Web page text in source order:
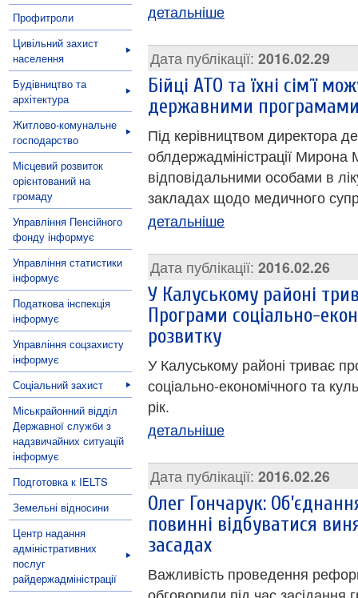
Профитроли
Цивільний захист
населення
Будівництво та
архітектура
Житлово-комунальне
господарство
Місцевий розвиток
орієнтований на
громаду
Управління Пенсійного
фонду інформує
Управління статистики
інформує
Податкова інспекція
інформує
Управління соцзахисту
інформує
Соціальний захист
Міськрайонний відділ
Державної служби з
надзвичайних ситуацій
інформує
Подготовка к IELTS
Земельні відносини
Центр надання
адміністративних
послуг
райдержадміністрації
детальніше
Дата публікації: 2016.02.29
Бійці АТО та їхні сім´ї
державними
Під керівництвом директора
облдержадміністрації
відповідальними особами в
закладах щодо медичного
детальніше
Дата публікації: 2016.02.26
У Калуському районі
Програми соціально-
розвитку
У Калуському районі триває
соціально-економічного та
рік.
детальніше
Дата публікації: 2016.02.26
Олег Гончарук:
повинні відбуватися
засадах
Важливість проведення